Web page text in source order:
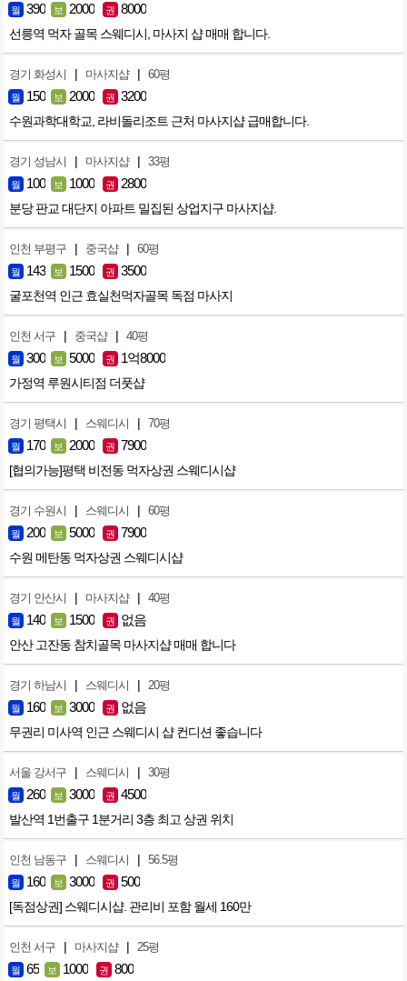
월 390 보 2000 권 8000
선릉역 먹자 골목 스웨디시, 마사지 샵 매매 합니다.
경기 화성시 | 마사지샵 | 60평
월 150 보 2000 권 3200
수원과학대학교, 라비돌리조트 근처 마사지샵 급매합니다.
경기 성남시 | 마사지샵 | 33평
월 100 보 1000 권 2800
분당 판교 대단지 아파트 밀집된 상업지구 마사지샵.
인천 부평구 | 중국샵 | 60평
월 143 보 1500 권 3500
굴포천역 인근 효실천먹자골목 독점 마사지
인천 서구 | 중국샵 | 40평
월 300 보 5000 권 1억8000
가정역 루원시티점 더풋샵
경기 평택시 | 스웨디시 | 70평
월 170 보 2000 권 7900
[협의가능]평택 비전동 먹자상권 스웨디시샵
경기 수원시 | 스웨디시 | 60평
월 200 보 5000 권 7900
수원 메탄동 먹자상권 스웨디시샵
경기 안산시 | 마사지샵 | 40평
월 140 보 1500 권 없음
안산 고잔동 참치골목 마사지샵 매매 합니다
경기 하남시 | 스웨디시 | 20평
월 160 보 3000 권 없음
무권리 미사역 인근 스웨디시 샵 컨디션 좋습니다
서울 강서구 | 스웨디시 | 30평
월 260 보 3000 권 4500
발산역 1번출구 1분거리 3층 최고 상권 위치
인천 남동구 | 스웨디시 | 56.5평
월 160 보 3000 권 500
[독점상권] 스웨디시샵. 관리비 포함 월세 160만
인천 서구 | 마사지샵 | 25평
월 65 보 1000 권 800